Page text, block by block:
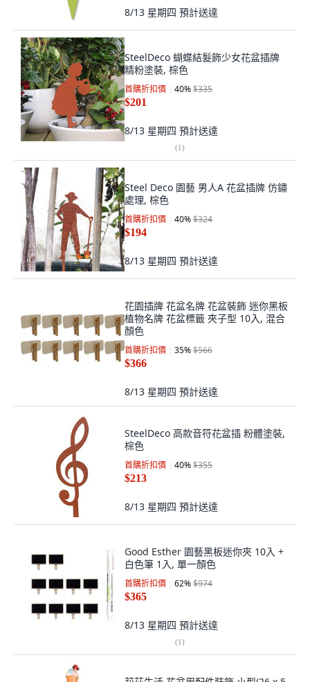
8/13 星期四 預計送達
SteelDeco 蝴蝶結髮飾少女花盆插牌
精粉塗裝, 棕色
首購折扣價 40%$335
$201
8/13 星期四 預計送達
(1)
Steel Deco 園藝 男人A 花盆插牌 仿鏽
處理, 棕色
首購折扣價 40%$324
$194
8/13 星期四 預計送達
花園插牌 花盆名牌 花盆裝飾 迷你黑板
植物名牌 花盆標籤 夾子型 10入, 混合
顏色
首購折扣價 35%$566
$366
8/13 星期四 預計送達
SteelDeco 高款音符花盆插 粉體塗裝,
棕色
首購折扣價 40%$355
$213
8/13 星期四 預計送達
Good Esther 園藝黑板迷你夾 10入 +
白色筆 1入, 單一顏色
首購折扣價 62%$974
$365
8/13 星期四 預計送達
(1)